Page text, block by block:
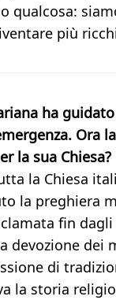
qualcosa:
più
ha
Ora
la sua Chiesa?
la Chiesa
la preghiera
fin
devozione dei
di
la storia